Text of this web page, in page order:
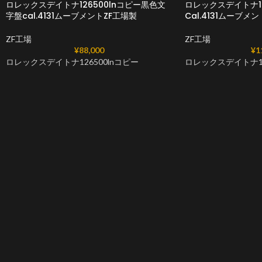
ロレックスデイトナ126500lnコピー黒色文
字盤cal.4131ムーブメントZF工場製
ZF工場
¥88,000
ロレックスデイトナ126500lnコピー
ロレックスデイト
Cal.4131ムーブメン
ZF工場
¥
ロレックスデイト